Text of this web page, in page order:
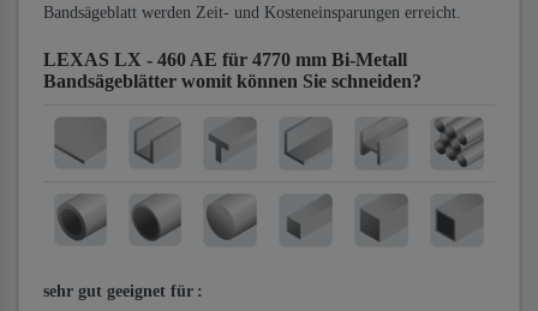
Bandsägeblatt werden Zeit- und Kosteneinsparungen erreicht.
LEXAS LX - 460 AE für 4770 mm Bi-Metall
Bandsägeblätter womit können Sie schneiden?
sehr gut geeignet für :